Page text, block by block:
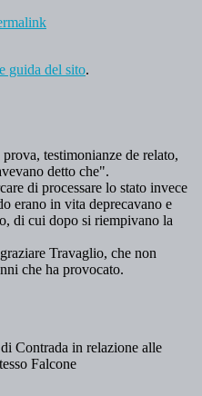
guida del sito.